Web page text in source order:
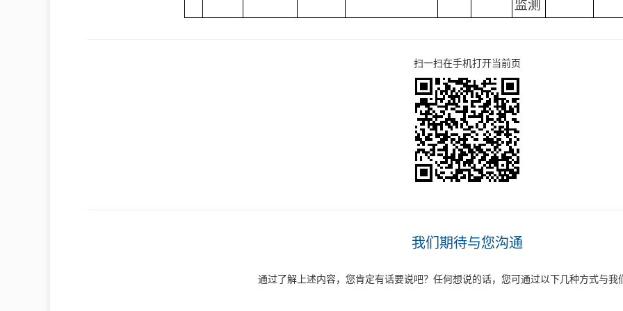
监测
扫一扫在手机打开当前页
我们期待与您沟通
通过了解上述内容，您肯定有话要说吧？任何想说的话，您可通过以下几种方式与我